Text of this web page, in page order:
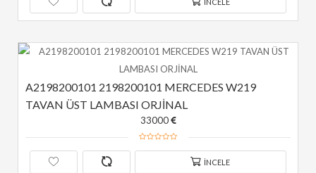
İNCELE
A2198200101 2198200101 MERCEDES W219
TAVAN ÜST LAMBASI ORJİNAL
33000
İNCELE